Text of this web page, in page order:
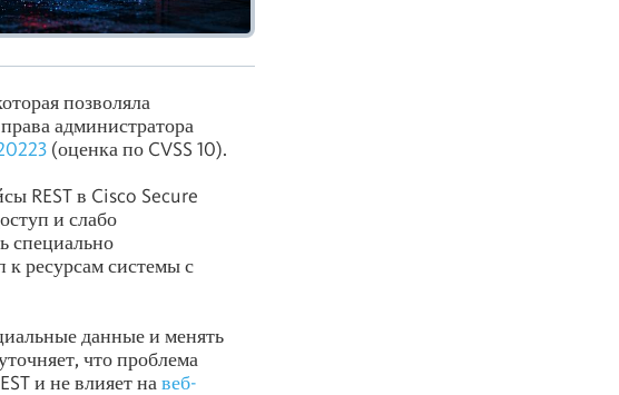
позволяла
администратора
(оценка по CVSS 10).
REST в Cisco Secure
и слабо
специально
к ресурсам системы с
данные и менять
что проблема
и не влияет на веб-